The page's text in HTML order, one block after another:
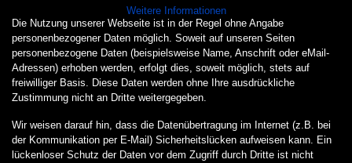
Die Nutzung unserer Webseite ist in der Regel ohne Angabe
personenbezogener Daten möglich. Soweit auf unseren Seiten
personenbezogene Daten (beispielsweise Name, Anschrift oder eMail-
Adressen) erhoben werden, erfolgt dies, soweit möglich, stets auf
freiwilliger Basis. Diese Daten werden ohne Ihre ausdrückliche
Zustimmung nicht an Dritte weitergegeben.
Wir weisen darauf hin, dass die Datenübertragung im Internet (z.B. bei
der Kommunikation per E-Mail) Sicherheitslücken aufweisen kann. Ein
lückenloser Schutz der Daten vor dem Zugriff durch Dritte ist nicht
Weitere Informationen